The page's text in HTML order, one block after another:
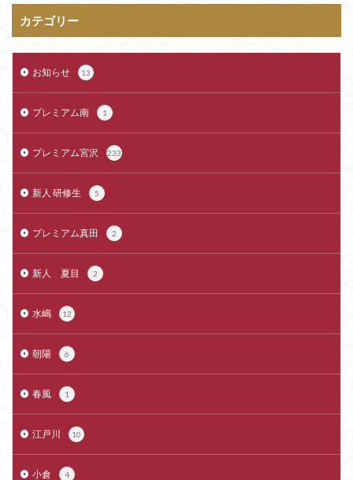
カテゴリー
お知らせ 13
プレミアム南 1
プレミアム宮沢 233
新人 研修生 5
プレミアム真田 2
新人 夏目 2
水嶋 12
朝陽 6
春風 1
江戸川 10
小倉 4